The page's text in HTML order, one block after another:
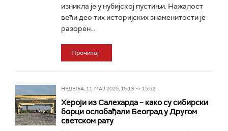
изникла је у нубијској пустињи. Нажалост
већи део тих историјских знаменитости је
разорен...
Прочитај
НЕДЕЉА, 11. МАЈ 2025, 15:13 -> 15:52
Хероји из Салехарда – како су сибирски
борци ослобађали Београд у Другом
светском рату